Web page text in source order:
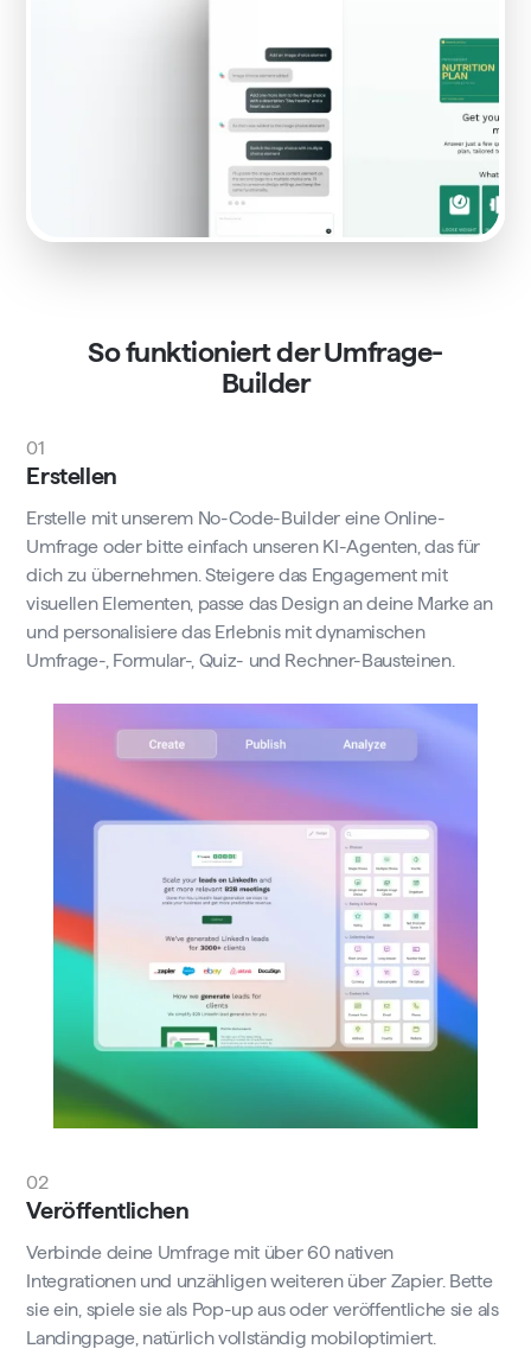
So funktioniert der Umfrage-
Builder
01
Erstellen
Erstelle mit unserem No-Code-Builder eine Online-
Umfrage oder bitte einfach unseren KI-Agenten, das für
dich zu übernehmen. Steigere das Engagement mit
visuellen Elementen, passe das Design an deine Marke an
und personalisiere das Erlebnis mit dynamischen
Umfrage-, Formular-, Quiz- und Rechner-Bausteinen.
02
Veröffentlichen
Verbinde deine Umfrage mit über 60 nativen
Integrationen und unzähligen weiteren über Zapier. Bette
sie ein, spiele sie als Pop-up aus oder veröffentliche sie als
Landingpage, natürlich vollständig mobiloptimiert.